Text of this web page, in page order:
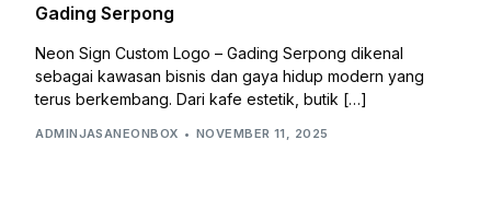
Gading Serpong
Neon Sign Custom Logo – Gading Serpong dikenal
sebagai kawasan bisnis dan gaya hidup modern yang
terus berkembang. Dari kafe estetik, butik […]
ADMINJASANEONBOX NOVEMBER 11, 2025